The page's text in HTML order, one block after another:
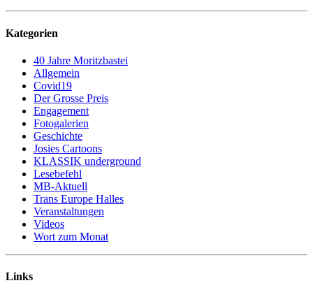
Kategorien
40 Jahre Moritzbastei
Allgemein
Covid19
Der Grosse Preis
Engagement
Fotogalerien
Geschichte
Josies Cartoons
KLASSIK underground
Lesebefehl
MB-Aktuell
Trans Europe Halles
Veranstaltungen
Videos
Wort zum Monat
Links